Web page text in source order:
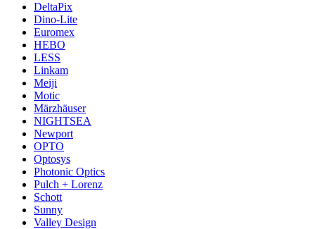
DeltaPix
Dino-Lite
Euromex
HEBO
LESS
Linkam
Meiji
Motic
Märzhäuser
NIGHTSEA
Newport
OPTO
Optosys
Photonic Optics
Pulch + Lorenz
Schott
Sunny
Valley Design